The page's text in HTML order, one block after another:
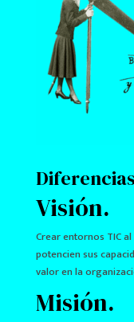
Visión.
Crear entornos TIC
potencien sus
valor en la
Misión.